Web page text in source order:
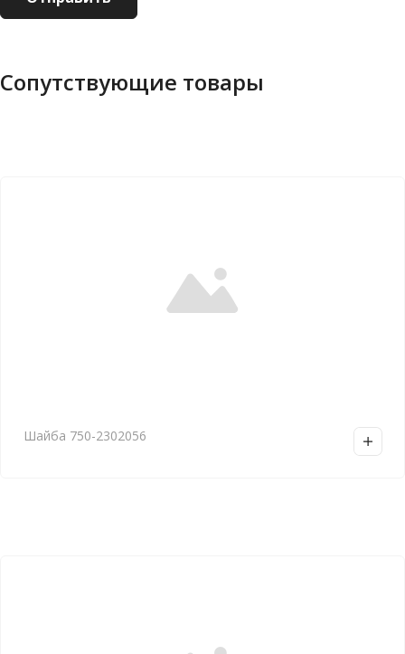
Сопутствующие товары
Шайба 750-2302056